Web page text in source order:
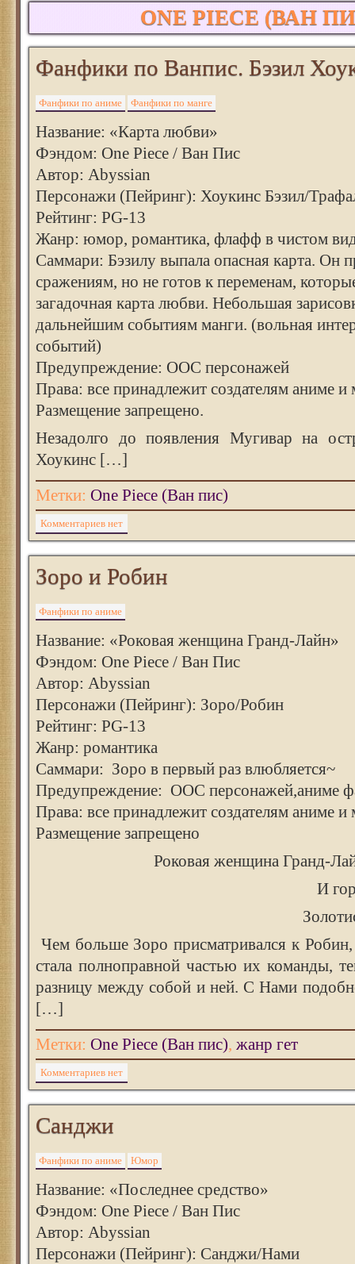
ONE PIECE (ВАН
Фанфики по Ванпис. Бэзил
Фанфики по аниме Фанфики по манге
Название: «Карта любви»
Фэндом: One Piece / Ван Пис
Автор: Abyssian
Персонажи (Пейринг): Хоукинс Бэзил/
Рейтинг: PG-13
Жанр: юмор, романтика, флафф в чистом
Саммари: Бэзилу выпала опасная карта. Он
сражениям, но не готов к переменам,
загадочная карта любви. Небольшая
дальнейшим событиям манги. (вольная
событий)
Предупреждение: ООС персонажей
Права: все принадлежит создателям аниме и
Размещение запрещено.
Незадолго до появления Мугивар на
Хоукинс […]
Метки: One Piece (Ван пис)
Комментариев нет
Зоро и Робин
Фанфики по аниме
Название: «Роковая женщина Гранд-Лайн»
Фэндом: One Piece / Ван Пис
Автор: Abyssian
Персонажи (Пейринг): Зоро/Робин
Рейтинг: PG-13
Жанр: романтика
Саммари: Зоро в первый раз влюбляется~
Предупреждение: ООС персонажей,аниме
Права: все принадлежит создателям аниме и
Размещение запрещено
Роковая женщина Гранд-
И
Чем больше Зоро присматривался к
стала полноправной частью их команды,
разницу между собой и ней. С Нами
[…]
Метки: One Piece (Ван пис), жанр гет
Комментариев нет
Санджи
Фанфики по аниме Юмор
Название: «Последнее средство»
Фэндом: One Piece / Ван Пис
Автор: Abyssian
Персонажи (Пейринг): Санджи/Нами